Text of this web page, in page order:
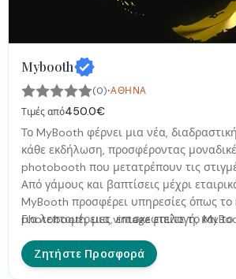
Mybooth
(0)·ΑΘΉΝΑ
Τιμές από450.0€
Το MyBooth φέρνει μια νέα,
κάθε εκδήλωση, προσφέροντας
photobooth που μετατρέπουν τις
Από γάμους και βαπτίσεις μέχρι
MyBooth προσφέρει υπηρεσίες όπως το
photobooth, μια vintage επιλογή, και
εύκολο διαμοιρασμό, εστιάζει στην
προσωπική εξυπηρέτηση,
Για λεπτομέρειες, επισκεφτείτε το
Ζητήστε Προσφορά